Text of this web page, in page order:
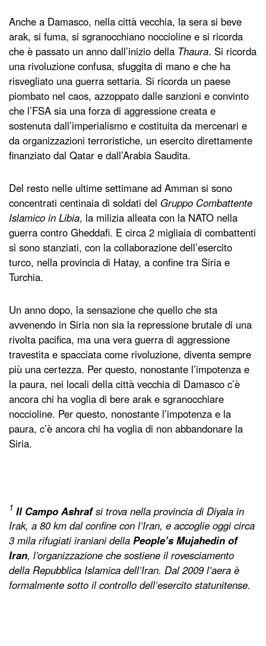
Anche a Damasco, nella città vecchia, la sera si beve
arak, si fuma, si sgranocchiano noccioline e si ricorda
che è passato un anno dall’inizio della Thaura. Si ricorda
una rivoluzione confusa, sfuggita di mano e che ha
risvegliato una guerra settaria. Si ricorda un paese
piombato nel caos, azzoppato dalle sanzioni e convinto
che l’FSA sia una forza di aggressione creata e
sostenuta dall’imperialismo e costituita da mercenari e
da organizzazioni terroristiche, un esercito direttamente
finanziato dal Qatar e dall’Arabia Saudita.
Del resto nelle ultime settimane ad Amman si sono
concentrati centinaia di soldati del Gruppo Combattente
Islamico in Libia, la milizia alleata con la NATO nella
guerra contro Gheddafi. E circa 2 migliaia di combattenti
si sono stanziati, con la collaborazione dell’esercito
turco, nella provincia di Hatay, a confine tra Siria e
Turchia.
Un anno dopo, la sensazione che quello che sta
avvenendo in Siria non sia la repressione brutale di una
rivolta pacifica, ma una vera guerra di aggressione
travestita e spacciata come rivoluzione, diventa sempre
più una certezza. Per questo, nonostante l’impotenza e
la paura, nei locali della città vecchia di Damasco c’è
ancora chi ha voglia di bere arak e sgranocchiare
noccioline. Per questo, nonostante l’impotenza e la
paura, c’è ancora chi ha voglia di non abbandonare la
Siria.
1 Il Campo Ashraf si trova nella provincia di Diyala in
Irak, a 80 km dal confine con l’Iran, e accoglie oggi circa
3 mila rifugiati iraniani della People’s Mujahedin of
Iran, l’organizzazione che sostiene il rovesciamento
della Repubblica Islamica dell’Iran. Dal 2009 l’aera è
formalmente sotto il controllo dell’esercito statunitense.